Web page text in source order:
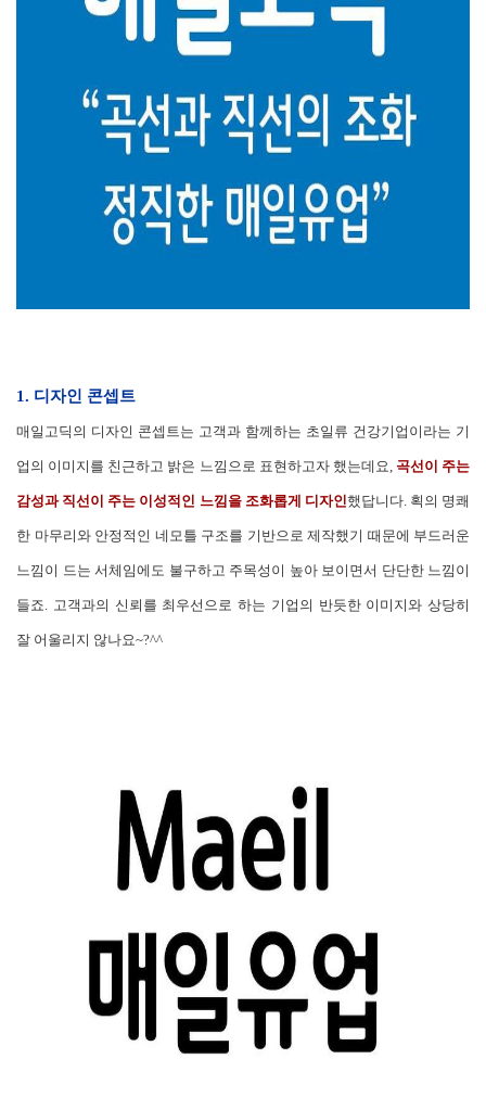
1. 디자인 콘셉트
매일고딕의 디자인 콘셉트는 고객과 함께하는 초일류 건강기업이라는 기
업의 이미지를 친근하고 밝은 느낌으로 표현하고자 했는데요, 곡선이 주는
감성과 직선이 주는 이성적인 느낌을 조화롭게 디자인했답니다. 획의 명쾌
한 마무리와 안정적인 네모틀 구조를 기반으로 제작했기 때문에 부드러운
느낌이 드는 서체임에도 불구하고 주목성이 높아 보이면서 단단한 느낌이
들죠. 고객과의 신뢰를 최우선으로 하는 기업의 반듯한 이미지와 상당히
잘 어울리지 않나요~?^^